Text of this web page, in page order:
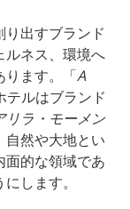
り出すブランド
ルネス、環境へ
ります。「A
テルはブランド
リラ・モーメン
自然や大地とい
面的な領域であ
します。